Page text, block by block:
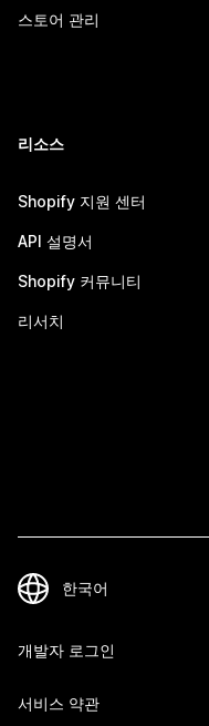
스토어 관리
리소스
Shopify 지원 센터
API 설명서
Shopify 커뮤니티
리서치
개발자 로그인
서비스 약관